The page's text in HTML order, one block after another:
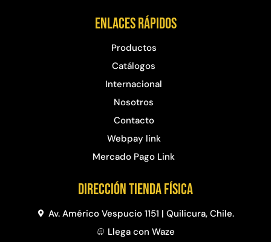
Enlaces rápidos
Productos
Catálogos
Internacional
Nosotros
Contacto
Webpay link
Mercado Pago Link
Dirección Tienda física
Av. Américo Vespucio 1151 | Quilicura, Chile.
Llega con Waze